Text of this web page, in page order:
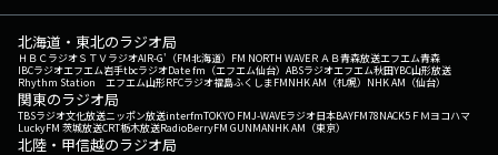
北海道・東北のラジオ局
ＨＢＣラジオＳＴＶラジオAIR-G'（FM北海道） FM NORTH WAVEＲＡＢ青森放送エフエム青森
IBCラジオエフエム岩手tbcラジオDate fm（エフエム仙台） ABSラジオエフエム秋田YBC山形放送
Rhythm Station エフエム山形RFCラジオ福島ふくしまFMNHK AM（札幌） NHK AM（仙台）
関東のラジオ局
TBSラジオ文化放送ニッポン放送interfmTOKYO FMJ-WAVEラジオ日本BAYFM78NACK5 ＦＭヨコハマ
LuckyFM 茨城放送CRT栃木放送RadioBerryFM GUNMANHK AM（東京）
北陸・甲信越のラジオ局